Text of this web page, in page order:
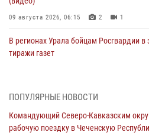
09 августа 2026, 06:15 2 1
В регионах Урала бойцам Росгвардии
тиражи газет
Росгвардейцы провели занятие по
краеведения Луганской Народной
09 августа 2026, 05:00
ПОПУЛЯРНЫЕ НОВОСТИ
Командующий Северо-Кавказским
рабочую поездку в Чеченскую